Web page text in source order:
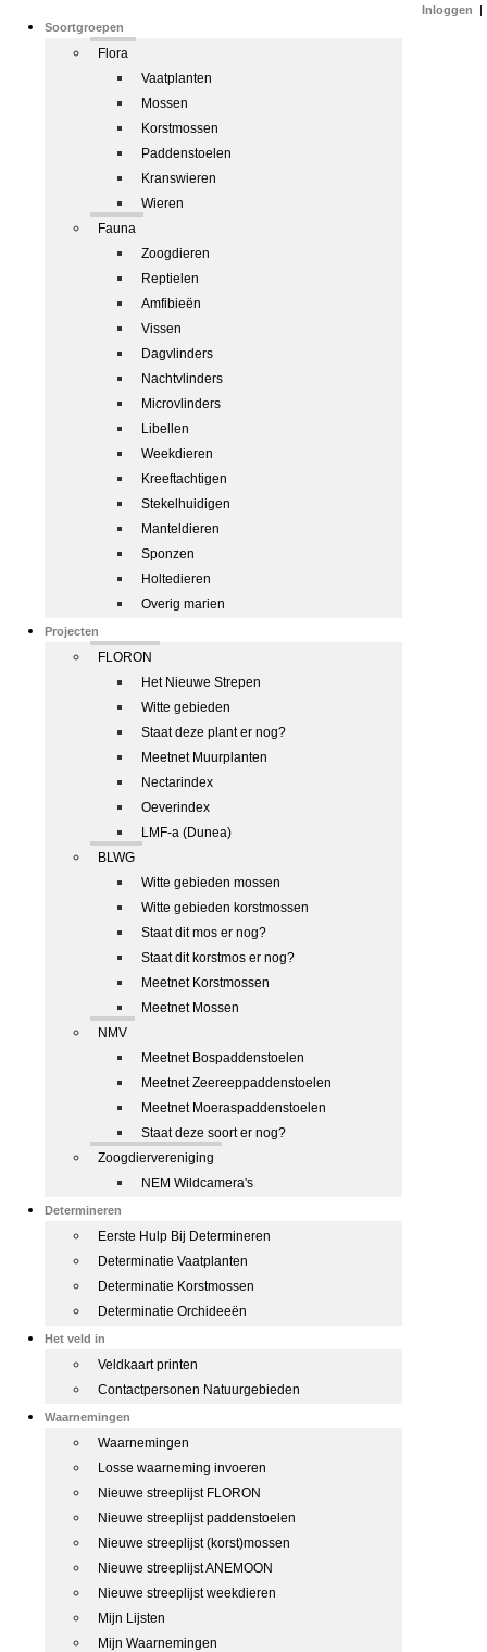
Soortgroepen
Flora
Vaatplanten
Mossen
Korstmossen
Paddenstoelen
Kranswieren
Wieren
Fauna
Zoogdieren
Reptielen
Amfibieën
Vissen
Dagvlinders
Nachtvlinders
Microvlinders
Libellen
Weekdieren
Kreeftachtigen
Stekelhuidigen
Manteldieren
Sponzen
Holtedieren
Overig marien
Projecten
FLORON
Het Nieuwe Strepen
Witte gebieden
Staat deze plant er nog?
Meetnet Muurplanten
Nectarindex
Oeverindex
LMF-a (Dunea)
BLWG
Witte gebieden mossen
Witte gebieden korstmossen
Staat dit mos er nog?
Staat dit korstmos er nog?
Meetnet Korstmossen
Meetnet Mossen
NMV
Meetnet Bospaddenstoelen
Meetnet Zeereeppaddenstoelen
Meetnet Moeraspaddenstoelen
Staat deze soort er nog?
Zoogdiervereniging
NEM Wildcamera's
Determineren
Eerste Hulp Bij Determineren
Determinatie Vaatplanten
Determinatie Korstmossen
Determinatie Orchideeën
Het veld in
Veldkaart printen
Contactpersonen Natuurgebieden
Waarnemingen
Waarnemingen
Losse waarneming invoeren
Nieuwe streeplijst FLORON
Nieuwe streeplijst paddenstoelen
Nieuwe streeplijst (korst)mossen
Nieuwe streeplijst ANEMOON
Nieuwe streeplijst weekdieren
Mijn Lijsten
Mijn Waarnemingen
Inloggen |